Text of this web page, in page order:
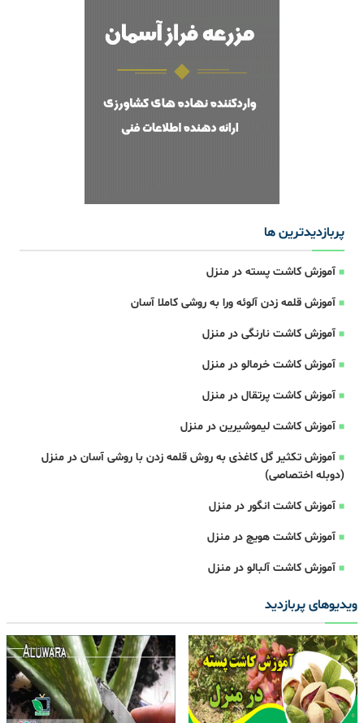
پربازدیدترین ها
آموزش کاشت پسته در منزل
آموزش قلمه زدن آلوئه ورا به روشی کاملا آسان
آموزش کاشت نارنگی در منزل
آموزش کاشت خرمالو در منزل
آموزش کاشت پرتقال در منزل
آموزش کاشت لیموشیرین در منزل
آموزش تکثیر گل کاغذی به روش قلمه زدن با روشی آسان در منزل
(دوبله اختصاصی)
آموزش کاشت انگور در منزل
آموزش کاشت هویچ در منزل
آموزش کاشت آلبالو در منزل
ویدیوهای پربازدید